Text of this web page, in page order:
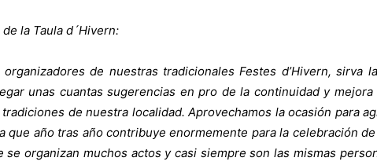
la Taula d´Hivern:
organizadores de nuestras tradicionales Festes d’Hivern, sirva
unas cuantas sugerencias en pro de la continuidad y mejora
de nuestra localidad. Aprovechamos la ocasión para
que año tras año contribuye enormemente para la celebración
se organizan muchos actos y casi siempre son las mismas